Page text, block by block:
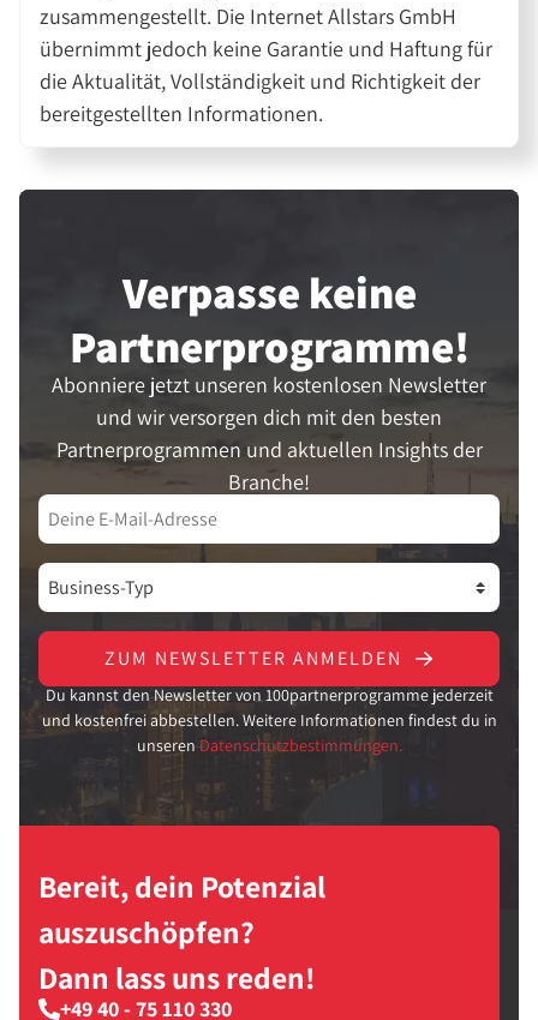
zusammengestellt. Die Internet Allstars GmbH
übernimmt jedoch keine Garantie und Haftung für
die Aktualität, Vollständigkeit und Richtigkeit der
bereitgestellten Informationen.
Verpasse keine
Partner­programme!
Abonniere jetzt unseren kostenlosen Newsletter
und wir versorgen dich mit den besten
Partnerprogrammen und aktuellen Insights der
Branche!
ZUM NEWSLETTER ANMELDEN
Du kannst den Newsletter von 100partnerprogramme jederzeit
und kostenfrei abbestellen. Weitere Informationen findest du in
unseren Datenschutzbestimmungen.
Bereit, dein Potenzial
auszuschöpfen?
Dann lass uns reden!
+49 40 - 75 110 330